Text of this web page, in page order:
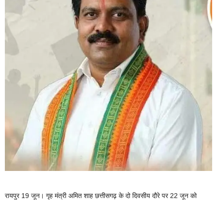
रायपुर 19 जून। गृह मंत्री अमित शाह छत्तीसगढ़ के दो दिवसीय दौरे पर 22 जून को